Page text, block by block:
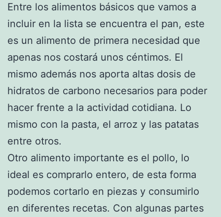
Entre los alimentos básicos que vamos a
incluir en la lista se encuentra el pan, este
es un alimento de primera necesidad que
apenas nos costará unos céntimos. El
mismo además nos aporta altas dosis de
hidratos de carbono necesarios para poder
hacer frente a la actividad cotidiana. Lo
mismo con la pasta, el arroz y las patatas
entre otros.
Otro alimento importante es el pollo, lo
ideal es comprarlo entero, de esta forma
podemos cortarlo en piezas y consumirlo
en diferentes recetas. Con algunas partes